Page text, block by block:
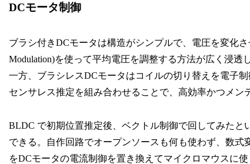
DCモータ制御
ブラシ付きDCモータは構造がシンプルで、電圧を変化
Modulation)を使って平均電圧を調整する方法が広く浸透
一方、ブラシレスDCモータはコイルの切り替えを電子
センサレス推定を組み合わせることで、高効率かつメン
BLDC で初期位置推定後、ベクトル制御で回してみた
できる。自作回路でオープンソースも何も使わず、数
をDCモータの電流制御を置き換えてマイクロマウスに使